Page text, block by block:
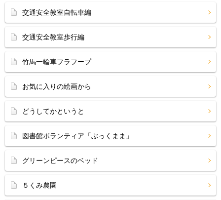
交通安全教室自転車編
交通安全教室歩行編
竹馬一輪車フラフープ
お気に入りの絵画から
どうしてかというと
図書館ボランティア「ぶっくまま」
グリーンピースのベッド
５くみ農園